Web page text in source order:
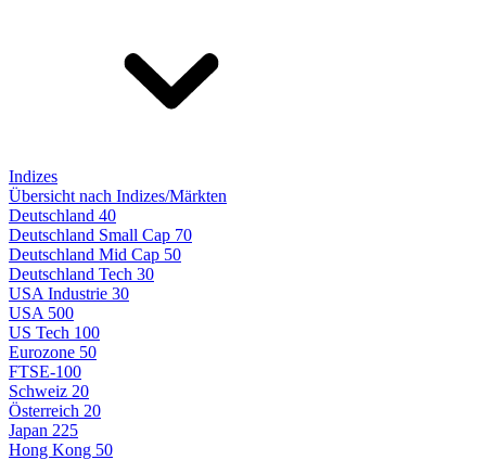
Indizes
Übersicht nach Indizes/Märkten
Deutschland 40
Deutschland Small Cap 70
Deutschland Mid Cap 50
Deutschland Tech 30
USA Industrie 30
USA 500
US Tech 100
Eurozone 50
FTSE-100
Schweiz 20
Österreich 20
Japan 225
Hong Kong 50